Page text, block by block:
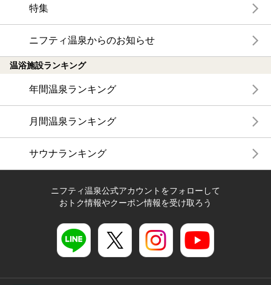
特集
ニフティ温泉からのお知らせ
温浴施設ランキング
年間温泉ランキング
月間温泉ランキング
サウナランキング
ニフティ温泉公式アカウントをフォローして
おトク情報やクーポン情報を受け取ろう